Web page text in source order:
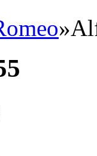
»